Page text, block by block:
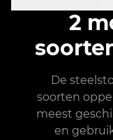
2
De
soorten
meest
en